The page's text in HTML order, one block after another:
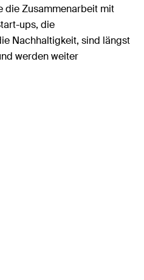
die Zusammenarbeit mit
ups, die
Nachhaltigkeit, sind längst
werden weiter